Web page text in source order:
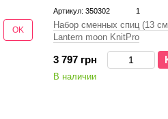
Артикул: 350302 1
Набор сменных спиц (13
Lantern moon KnitPro
3 797 грн
В наличии
OK